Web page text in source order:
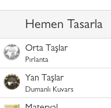
Hemen Tasarla
Orta Taşlar
Pırlanta
Yan Taşlar
Dumanlı Kuvars